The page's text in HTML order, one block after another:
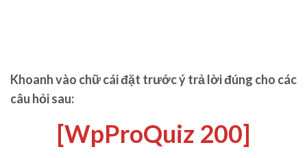
Khoanh vào chữ cái đặt trước ý trả lời đúng cho các
câu hỏi sau:
[WpProQuiz 200]